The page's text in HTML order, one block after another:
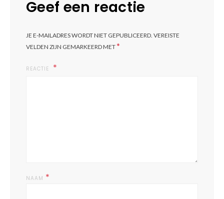
Geef een reactie
JE E-MAILADRES WORDT NIET GEPUBLICEERD. VEREISTE
VELDEN ZIJN GEMARKEERD MET*
REACTIE
NAAM *